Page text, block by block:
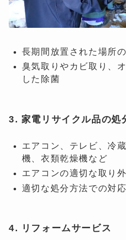
長期間放置された場所
臭気取りやカビ取り、
した除菌
3. 家電リサイクル品の処
エアコン、テレビ、冷
機、衣類乾燥機など
エアコンの適切な取り
適切な処分方法での対応
4. リフォームサービス